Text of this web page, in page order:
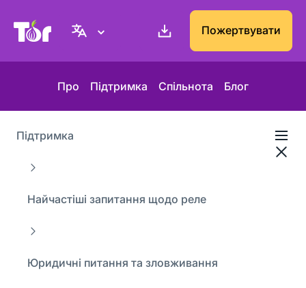
Вебсайт проєкту Tor Пожертвувати
Про Підтримка Спільнота Блог
Підтримка
Найчастіші запитання щодо реле
Юридичні питання та зловживання